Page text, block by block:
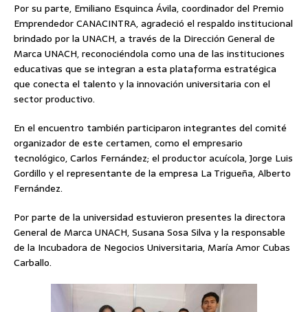
Por su parte, Emiliano Esquinca Ávila, coordinador del Premio
Emprendedor CANACINTRA, agradeció el respaldo institucional
brindado por la UNACH, a través de la Dirección General de
Marca UNACH, reconociéndola como una de las instituciones
educativas que se integran a esta plataforma estratégica
que conecta el talento y la innovación universitaria con el
sector productivo.
En el encuentro también participaron integrantes del comité
organizador de este certamen, como el empresario
tecnológico, Carlos Fernández; el productor acuícola, Jorge Luis
Gordillo y el representante de la empresa La Trigueña, Alberto
Fernández.
Por parte de la universidad estuvieron presentes la directora
General de Marca UNACH, Susana Sosa Silva y la responsable
de la Incubadora de Negocios Universitaria, María Amor Cubas
Carballo.